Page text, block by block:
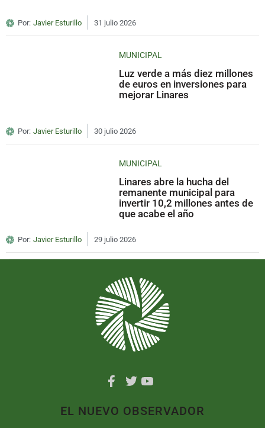
Por: Javier Esturillo 31 julio 2026
MUNICIPAL
Luz verde a más diez millones
de euros en inversiones para
mejorar Linares
Por: Javier Esturillo 30 julio 2026
MUNICIPAL
Linares abre la hucha del
remanente municipal para
invertir 10,2 millones antes de
que acabe el año
Por: Javier Esturillo 29 julio 2026
EL NUEVO OBSERVADOR